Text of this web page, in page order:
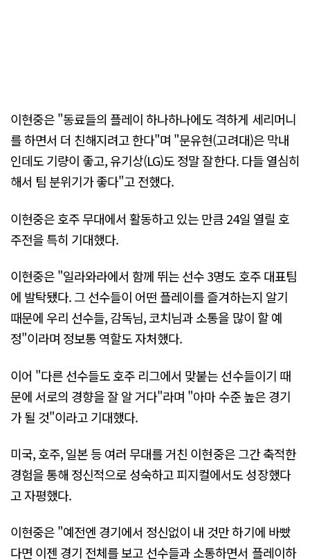
이현중은 "동료들의 플레이 하나하나에도 격하게 세리머니
를 하면서 더 친해지려고 한다"며 "문유현(고려대)은 막내
인데도 기량이 좋고, 유기상(LG)도 정말 잘한다. 다들 열심히
해서 팀 분위기가 좋다"고 전했다.
이현중은 호주 무대에서 활동하고 있는 만큼 24일 열릴 호
주전을 특히 기대했다.
이현중은 "일라와라에서 함께 뛰는 선수 3명도 호주 대표팀
에 발탁됐다. 그 선수들이 어떤 플레이를 즐겨하는지 알기
때문에 우리 선수들, 감독님, 코치님과 소통을 많이 할 예
정"이라며 정보통 역할도 자처했다.
이어 "다른 선수들도 호주 리그에서 맞붙는 선수들이기 때
문에 서로의 경향을 잘 알 거다"라며 "아마 수준 높은 경기
가 될 것"이라고 기대했다.
미국, 호주, 일본 등 여러 무대를 거친 이현중은 그간 축적한
경험을 통해 정신적으로 성숙하고 피지컬에서도 성장했다
고 자평했다.
이현중은 "예전엔 경기에서 정신없이 내 것만 하기에 바빴
다면 이젠 경기 전체를 보고 선수들과 소통하면서 플레이하